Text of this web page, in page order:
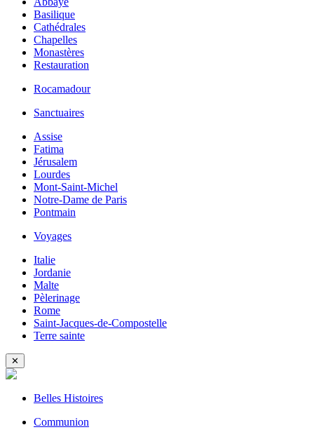
Basilique
Cathédrales
Chapelles
Monastères
Restauration
Rocamadour
Sanctuaires
Assise
Fatima
Jérusalem
Lourdes
Mont-Saint-Michel
Notre-Dame de Paris
Pontmain
Voyages
Italie
Jordanie
Malte
Pèlerinage
Rome
Saint-Jacques-de-Compostelle
Terre sainte
✕
Belles Histoires
Communion